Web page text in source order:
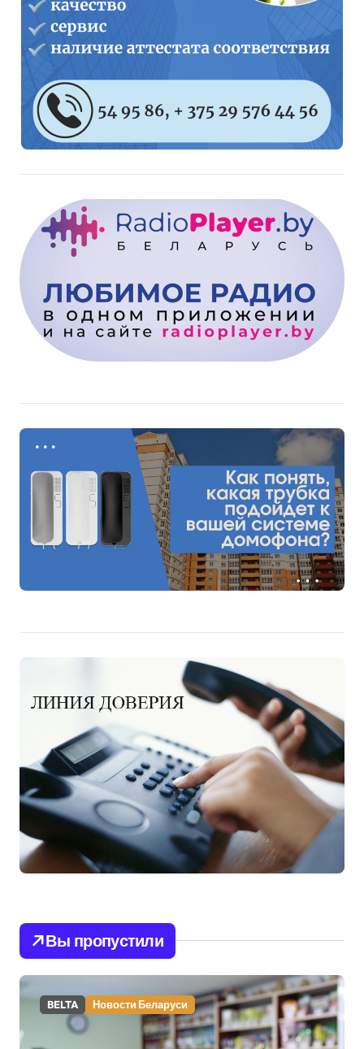
Вы пропустили
BELTA Новости Беларуси